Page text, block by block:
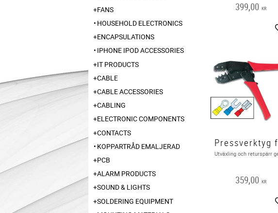
399,00 KR
359,00 KR
FANS
HOUSEHOLD ELECTRONICS
ENCAPSULATIONS
IPHONE IPOD ACCESSORIES
IT PRODUCTS
CABLE
CABLE ACCESSORIES
CABLING
ELECTRONIC COMPONENTS
CONTACTS
KOPPARTRÅD EMALJERAD
PCB
ALARM PRODUCTS
SOUND & LIGHTS
SOLDERING EQUIPMENT